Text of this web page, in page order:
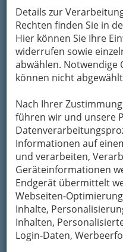
Details zur
Rechten finden Sie in
Hier können Sie Ihre
widerrufen sowie
abwählen. Notwendige
können nicht
Nach Ihrer Zustimmung
führen wir und unsere
Informationen auf
und verarbeiten,
Geräteinformationen
Endgerät übermittelt
Webseiten-
Inhalte,
Inhalten,
Login-Daten,
E-Mail
Karte &
Eintrag ändern
Kategorien
Canina-Austria
Panzenbeckgasse
+43 316 391 078
+43 316 392 209
Karte & Routenplaner
Kategorien
Friedmann
St.-Peter-